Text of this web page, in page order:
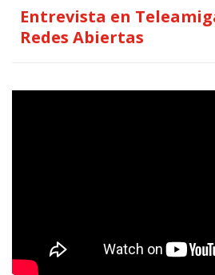
Entrevista en
Redes Abiertas